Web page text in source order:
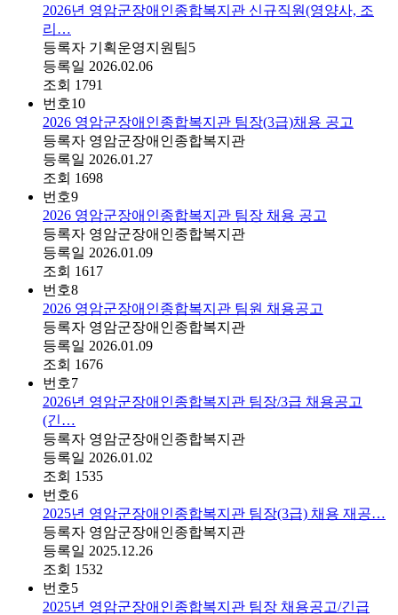
2026년 영암군장애인종합복지관 신규직원(영양사, 조
리…
등록자 기획운영지원팀5
등록일 2026.02.06
조회 1791
번호10
2026 영암군장애인종합복지관 팀장(3급)채용 공고
등록자 영암군장애인종합복지관
등록일 2026.01.27
조회 1698
번호9
2026 영암군장애인종합복지관 팀장 채용 공고
등록자 영암군장애인종합복지관
등록일 2026.01.09
조회 1617
번호8
2026 영암군장애인종합복지관 팀원 채용공고
등록자 영암군장애인종합복지관
등록일 2026.01.09
조회 1676
번호7
2026년 영암군장애인종합복지관 팀장/3급 채용공고
(긴…
등록자 영암군장애인종합복지관
등록일 2026.01.02
조회 1535
번호6
2025년 영암군장애인종합복지관 팀장(3급) 채용 재공…
등록자 영암군장애인종합복지관
등록일 2025.12.26
조회 1532
번호5
2025년 영암군장애인종합복지관 팀장 채용공고/긴급